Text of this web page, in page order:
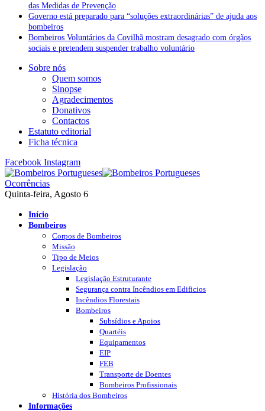
das Medidas de Prevenção
Governo está preparado para “soluções extraordinárias” de ajuda aos
bombeiros
Bombeiros Voluntários da Covilhã mostram desagrado com órgãos
sociais e pretendem suspender trabalho voluntário
Sobre nós
Quem somos
Sinopse
Agradecimentos
Donativos
Contactos
Estatuto editorial
Ficha técnica
Facebook Instagram
Ocorrências
Quinta-feira, Agosto 6
Início
Bombeiros
Corpos de Bombeiros
Missão
Tipo de Meios
Legislação
Legislação Estruturante
Segurança contra Incêndios em Edificios
Incêndios Florestais
Bombeiros
Subsídios e Apoios
Quartéis
Equipamentos
EIP
FEB
Transporte de Doentes
Bombeiros Profissionais
História dos Bombeiros
Informações